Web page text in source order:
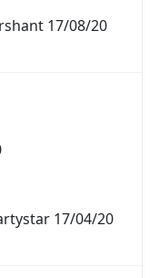
17/08/20
17/04/20